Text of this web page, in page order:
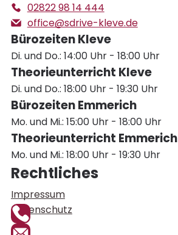
02822 98 14 444
office@sdrive-kleve.de
Bürozeiten Kleve
Di. und Do.: 14:00 Uhr - 18:00 Uhr
Theorieunterricht Kleve
Di. und Do.: 18:00 Uhr - 19:30 Uhr
Bürozeiten Emmerich
Mo. und Mi.: 15:00 Uhr - 18:00 Uhr
Theorieunterricht Emmerich
Mo. und Mi.: 18:00 Uhr - 19:30 Uhr
Rechtliches
Impressum
Datenschutz